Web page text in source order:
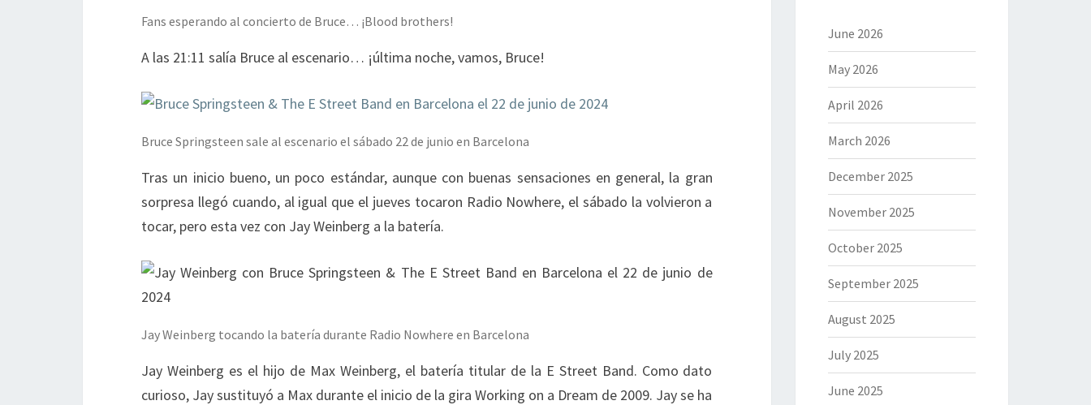
Fans esperando al concierto de Bruce… ¡Blood brothers!
A las 21:11 salía Bruce al escenario… ¡última noche, vamos, Bruce!
Bruce Springsteen sale al escenario el sábado 22 de junio en Barcelona
Tras un inicio bueno, un poco estándar, aunque con buenas sensaciones en general, la gran
sorpresa llegó cuando, al igual que el jueves tocaron Radio Nowhere, el sábado la volvieron a
tocar, pero esta vez con Jay Weinberg a la batería.
Jay Weinberg tocando la batería durante Radio Nowhere en Barcelona
Jay Weinberg es el hijo de Max Weinberg, el batería titular de la E Street Band. Como dato
curioso, Jay sustituyó a Max durante el inicio de la gira Working on a Dream de 2009. Jay se ha
June 2026
May 2026
April 2026
March 2026
December 2025
November 2025
October 2025
September 2025
August 2025
July 2025
June 2025